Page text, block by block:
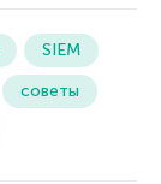
SIEM
советы